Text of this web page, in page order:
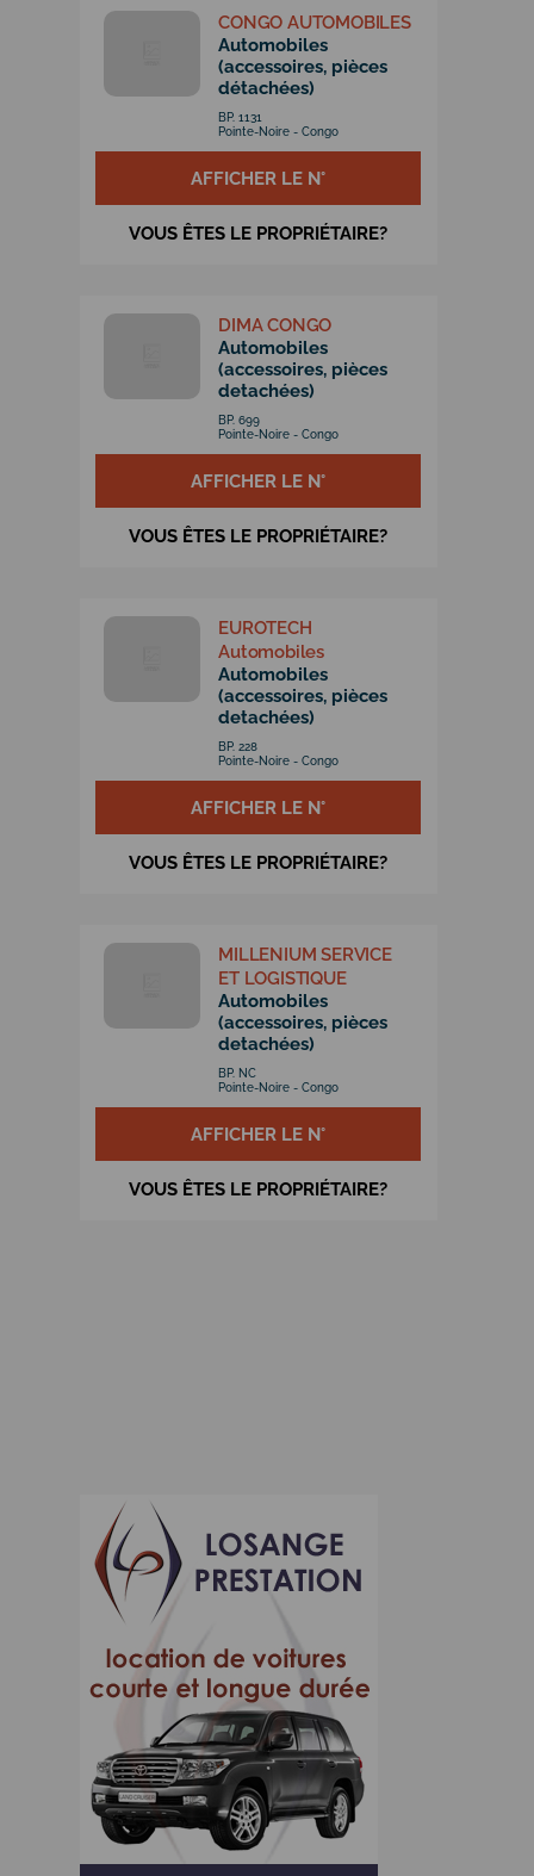
CONGO AUTOMOBILES
Automobiles
(accessoires, pièces
détachées)
BP. 1131
Pointe-Noire - Congo
AFFICHER LE N°
VOUS ÊTES LE PROPRIÉTAIRE?
DIMA CONGO
Automobiles
(accessoires, pièces
detachées)
BP. 699
Pointe-Noire - Congo
AFFICHER LE N°
VOUS ÊTES LE PROPRIÉTAIRE?
EUROTECH
Automobiles
Automobiles
(accessoires, pièces
detachées)
BP. 228
Pointe-Noire - Congo
AFFICHER LE N°
VOUS ÊTES LE PROPRIÉTAIRE?
MILLENIUM SERVICE
ET LOGISTIQUE
Automobiles
(accessoires, pièces
detachées)
BP. NC
Pointe-Noire - Congo
AFFICHER LE N°
VOUS ÊTES LE PROPRIÉTAIRE?